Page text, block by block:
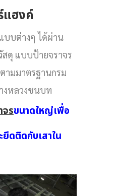
แฮงค์
บบต่างๆ ได้ผ่าน
ดุ แบบป้ายจราจร
ามมาตรฐานกรม
งหลวงชนบท
จรขนาดใหญ่เพื่อ
ดติดกับเสาใน